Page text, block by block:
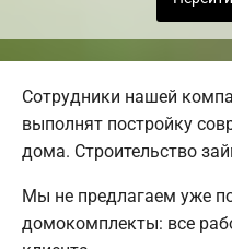
Сотрудники нашей
выполнят постройку
дома. Строительство
Мы не предлагаем уже
домокомплекты: все